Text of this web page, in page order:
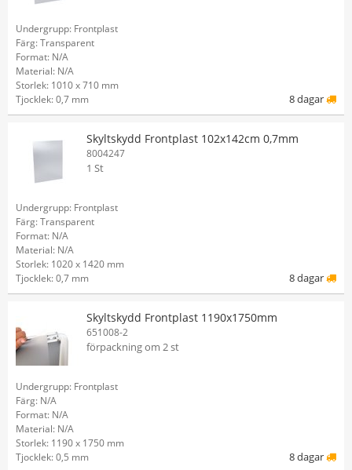
Undergrupp: Frontplast
Färg: Transparent
Format: N/A
Material: N/A
Storlek: 1010 x 710 mm
Tjocklek: 0,7 mm
8 dagar
Skyltskydd Frontplast 102x142cm 0,7mm
8004247
1 St
Undergrupp: Frontplast
Färg: Transparent
Format: N/A
Material: N/A
Storlek: 1020 x 1420 mm
Tjocklek: 0,7 mm
8 dagar
Skyltskydd Frontplast 1190x1750mm
651008-2
förpackning om 2 st
Undergrupp: Frontplast
Färg: N/A
Format: N/A
Material: N/A
Storlek: 1190 x 1750 mm
Tjocklek: 0,5 mm
8 dagar